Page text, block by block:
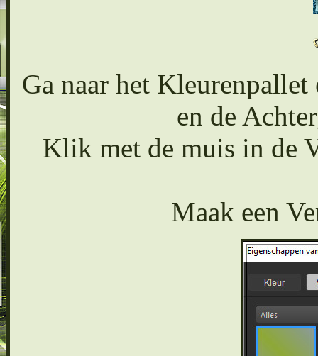
Ga naar het
en de
Klik met de muis in de
Maak een